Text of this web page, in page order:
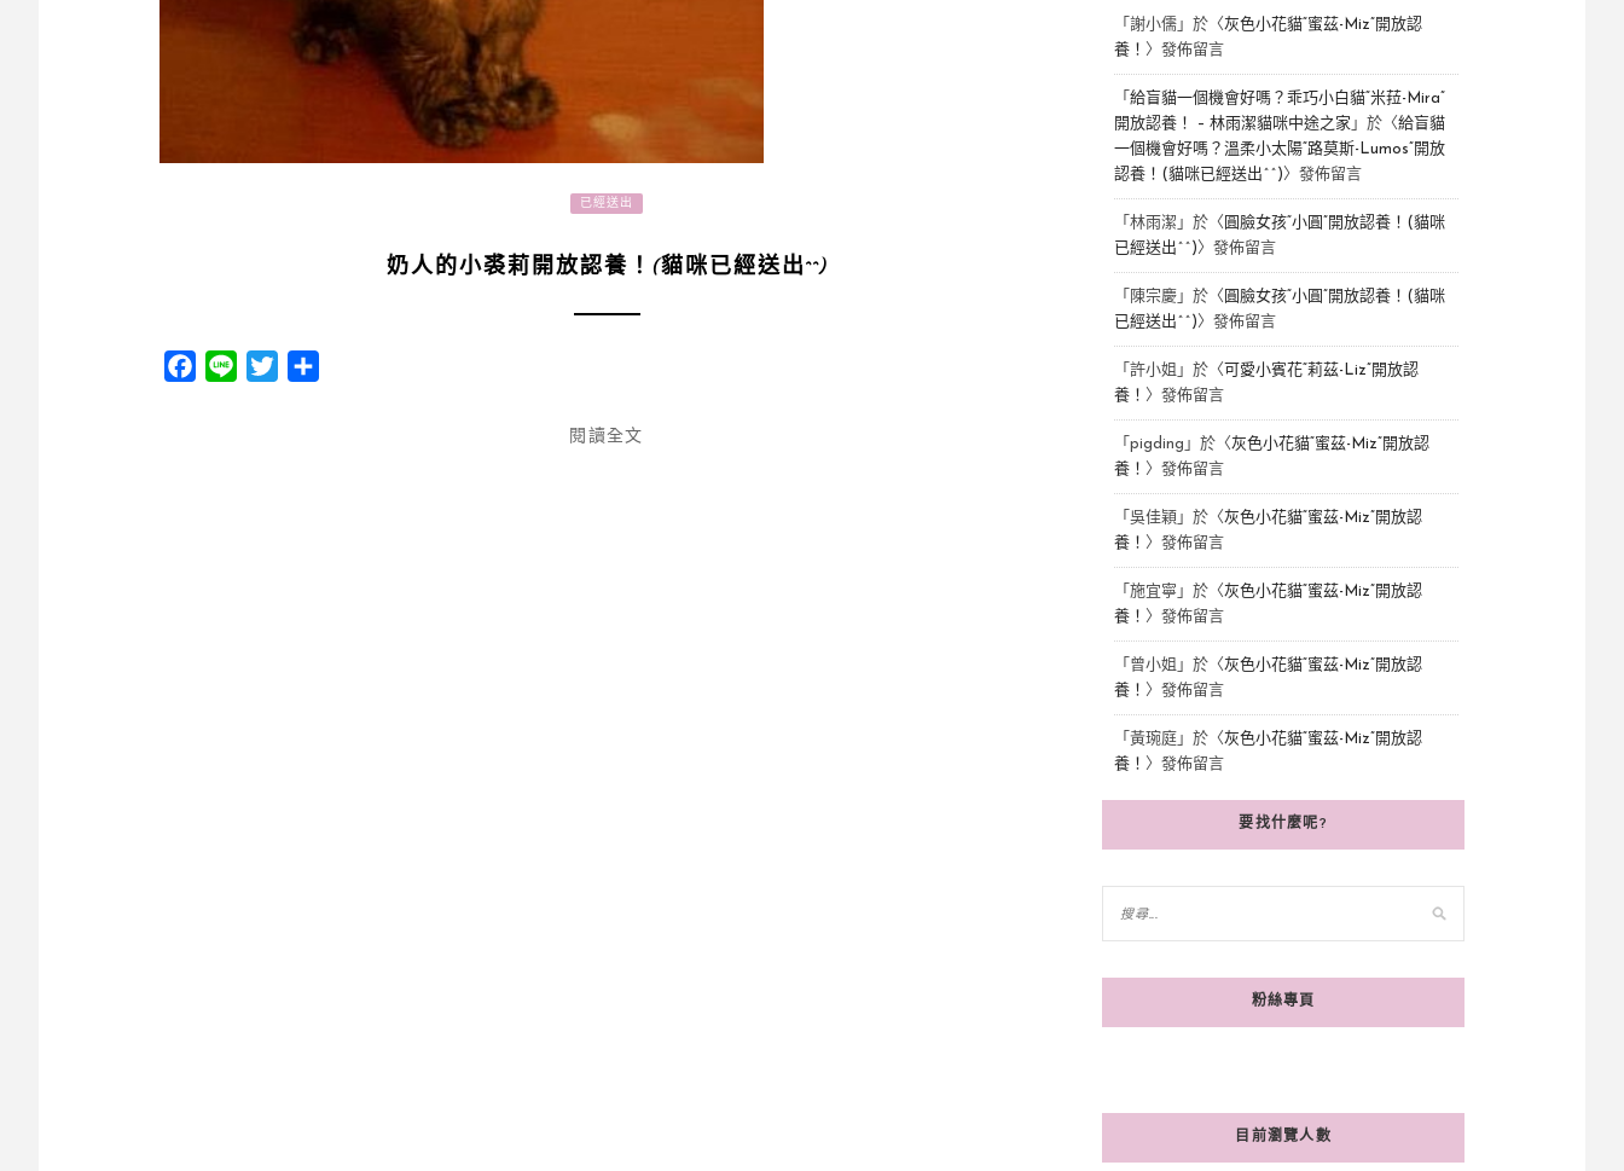
已經送出
奶人的小裘莉開放認養！(貓咪已經送出^^)
Facebook
Line Twitter
閱讀全文
「 謝小儒 」於〈 灰色小花貓“蜜茲-Miz”開放認
養！ 〉發佈留言
「 給盲貓一個機會好嗎？乖巧小白貓“米菈-Mira”
開放認養！ – 林雨潔貓咪中途之家 」於〈給盲貓
一個機會好嗎？溫柔小太陽“路莫斯-Lumos”開放
認養！(貓咪已經送出^^) 〉發佈留言
「 林雨潔 」於〈 圓臉女孩“小圓”開放認養！(貓咪
已經送出^^) 〉發佈留言
「 陳宗慶 」於〈 圓臉女孩“小圓”開放認養！(貓咪
已經送出^^) 〉發佈留言
「 許小姐 」於〈 可愛小賓花“莉茲-Liz”開放認
養！ 〉發佈留言
「 pigding 」於〈 灰色小花貓“蜜茲-Miz”開放認
養！ 〉發佈留言
「 吳佳穎 」於〈 灰色小花貓“蜜茲-Miz”開放認
養！ 〉發佈留言
「 施宜寧 」於〈 灰色小花貓“蜜茲-Miz”開放認
養！ 〉發佈留言
「 曾小姐 」於〈 灰色小花貓“蜜茲-Miz”開放認
養！ 〉發佈留言
「 黃琬庭 」於〈 灰色小花貓“蜜茲-Miz”開放認
養！ 〉發佈留言
要找什麼呢?
粉絲專頁
目前瀏覽人數